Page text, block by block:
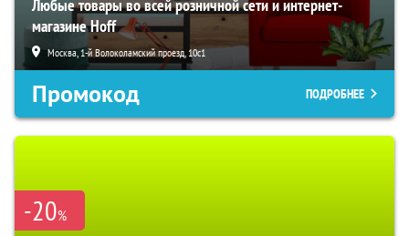
Любые товары во всей розничной сети и интернет-
магазине Hoff
Москва, 1-й Волоколамский проезд, 10с1
Промокод ПОДРОБНЕЕ
-20%